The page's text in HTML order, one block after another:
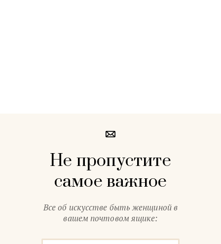
Не пропустите
самое важное
Все об искусстве быть женщиной в
вашем почтовом ящике: